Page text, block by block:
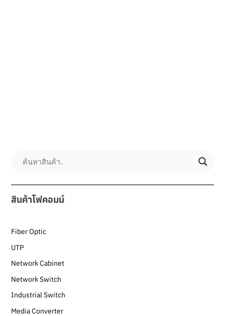
สินค้าโฟคอมม์
Fiber Optic
UTP
Network Cabinet
Network Switch
Industrial Switch
Media Converter